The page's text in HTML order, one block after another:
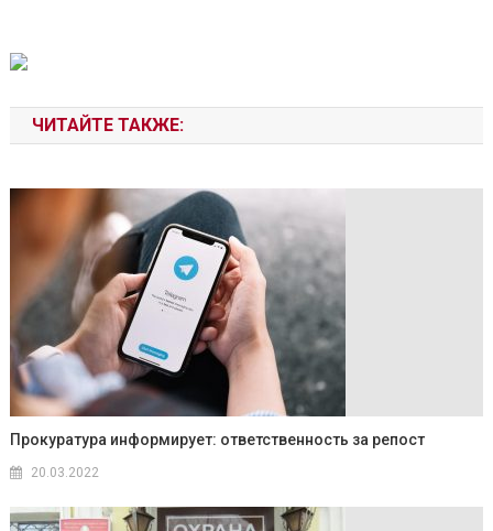
ЧИТАЙТЕ ТАКЖЕ:
Прокуратура информирует: ответственность за репост
20.03.2022